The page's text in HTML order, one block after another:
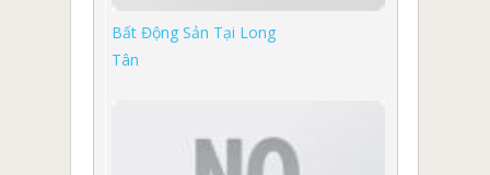
Bất Động Sản Tại Long
Tân